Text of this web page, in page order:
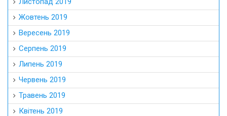
Жовтень 2019
Вересень 2019
Серпень 2019
Липень 2019
Червень 2019
Травень 2019
Квітень 2019